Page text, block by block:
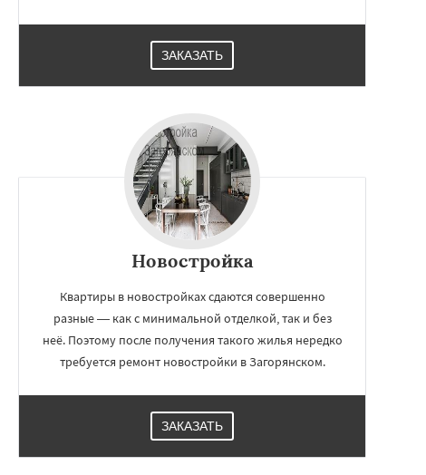
ЗАКАЗАТЬ
Новостройка
Квартиры в новостройках сдаются совершенно
разные — как с минимальной отделкой, так и без
неё. Поэтому после получения такого жилья нередко
требуется ремонт новостройки в Загорянском.
ЗАКАЗАТЬ